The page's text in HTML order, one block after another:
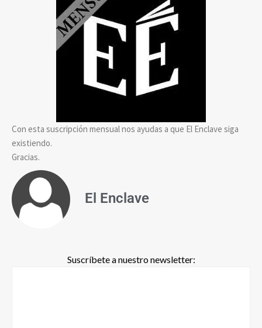
Con esta suscripción mensual nos ayudas a que El Enclave siga
existiendo.
Gracias.
El Enclave
Suscríbete a nuestro newsletter: